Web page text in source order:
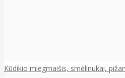
Kūdikio miegmaišis, smėlinukai,